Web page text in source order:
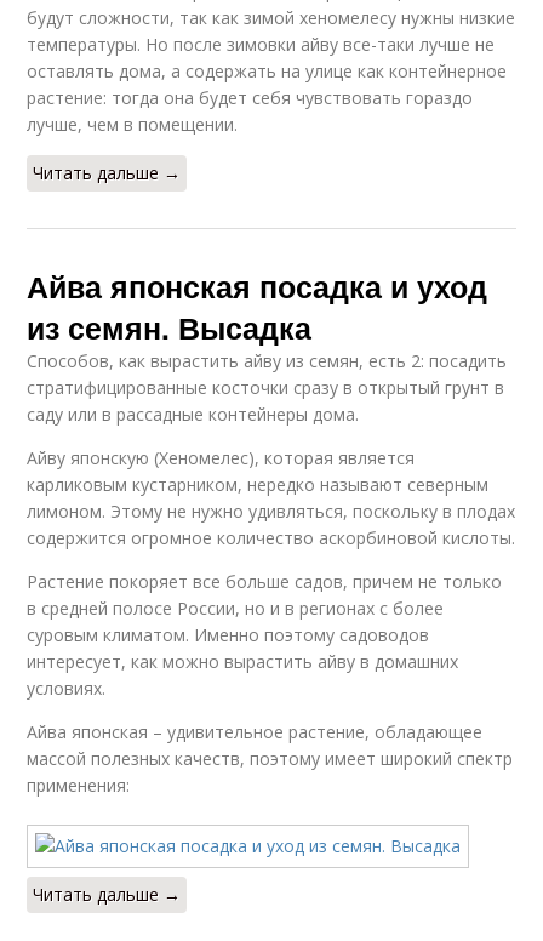
будут сложности, так как зимой хеномелесу нужны низкие
температуры. Но после зимовки айву все-таки лучше не
оставлять дома, а содержать на улице как контейнерное
растение: тогда она будет себя чувствовать гораздо
лучше, чем в помещении.
Читать дальше →
Айва японская посадка и уход
из семян. Высадка
Способов, как вырастить айву из семян, есть 2: посадить
стратифицированные косточки сразу в открытый грунт в
саду или в рассадные контейнеры дома.
Айву японскую (Хеномелес), которая является
карликовым кустарником, нередко называют северным
лимоном. Этому не нужно удивляться, поскольку в плодах
содержится огромное количество аскорбиновой кислоты.
Растение покоряет все больше садов, причем не только
в средней полосе России, но и в регионах с более
суровым климатом. Именно поэтому садоводов
интересует, как можно вырастить айву в домашних
условиях.
Айва японская – удивительное растение, обладающее
массой полезных качеств, поэтому имеет широкий спектр
применения:
Читать дальше →